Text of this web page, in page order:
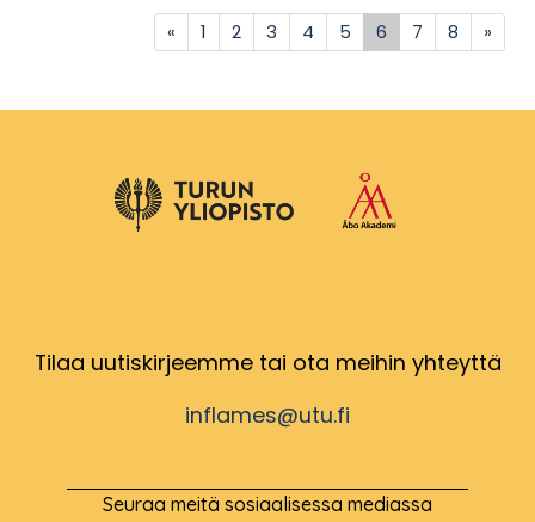
« Previous
1 2 3 4 5 6 (current)
7 8 »
Tilaa uutiskirjeemme tai ota meihin yhteyttä
inflames@utu.fi
Seuraa meitä sosiaalisessa mediassa